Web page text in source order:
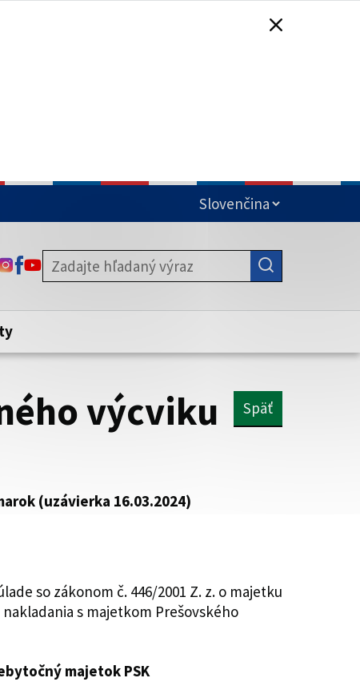
Zabezpečená stránka vždy začína
webového sídla.
ODKAZ SA OTVORÍ NA NOVEJ KARTE
ODKAZ SA OTVORÍ NA NOVEJ KARTE
ODKAZ SA OTVORÍ NA NOVEJ KARTE
výcviku
Späť
(uzávierka 16.03.2024)
so zákonom č. 446/2001 Z. z. o majetku
s majetkom Prešovského
majetok PSK